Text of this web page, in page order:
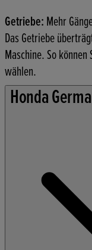
Getriebe: Mehr
Das Getriebe
Maschine. So
wählen.
Honda